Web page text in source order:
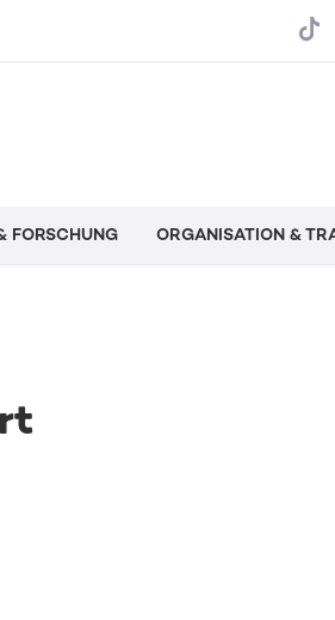
FORSCHUNG ORGANISATION &